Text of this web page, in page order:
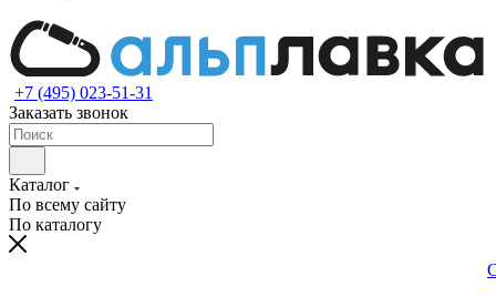
+7 (495) 023-51-31
Заказать звонок
Каталог
По всему сайту
По каталогу